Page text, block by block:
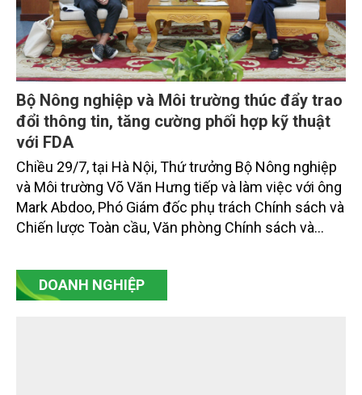
Bộ Nông nghiệp và Môi trường thúc đẩy trao
đổi thông tin, tăng cường phối hợp kỹ thuật
với FDA
Chiều 29/7, tại Hà Nội, Thứ trưởng Bộ Nông nghiệp
và Môi trường Võ Văn Hưng tiếp và làm việc với ông
Mark Abdoo, Phó Giám đốc phụ trách Chính sách và
Chiến lược Toàn cầu, Văn phòng Chính sách và
và Dược phẩm Hoa Kỳ (FDA).
DOANH NGHIỆP